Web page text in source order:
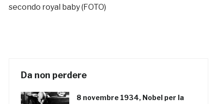
secondo royal baby (FOTO)
Da non perdere
8 novembre 1934, Nobel per la